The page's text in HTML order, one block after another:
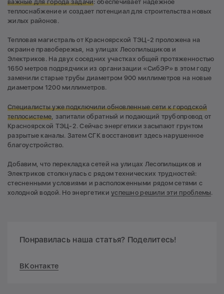
важные для города задачи: обеспечивает надежное
теплоснабжение и создает потенциал для строительства новых
жилых районов.
Тепловая магистраль от Красноярской ТЭЦ-2 проложена на
окраине правобережья, на улицах Лесопильщиков и
Электриков. На двух соседних участках общей протяженностью
1650 метров подрядчики из организации «СибЭР» в этом году
заменили старые трубы диаметром 900 миллиметров на новые
диаметром 1200 миллиметров.
Специалисты уже подключили обновленные сети к городской
теплосистеме , запитали обратный и подающий трубопровод от
Красноярской ТЭЦ-2. Сейчас энергетики засыпают грунтом
разрытые каналы. Затем СГК восстановит здесь нарушенное
благоустройство.
Добавим, что перекладка сетей на улицах Лесопильщиков и
Электриков столкнулась с рядом технических трудностей:
стесненными условиями и расположенными рядом сетями с
холодной водой. Но энергетикиуспешно решили эти проблемы.
Понравилась наша статья? Поделитесь!
ВКонтакте